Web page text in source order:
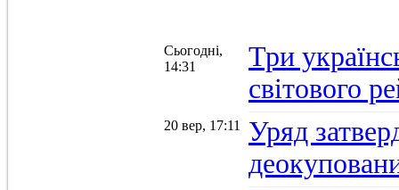
Сьогодні,
14:31
Три
світового
20 вер, 17:11
Уряд